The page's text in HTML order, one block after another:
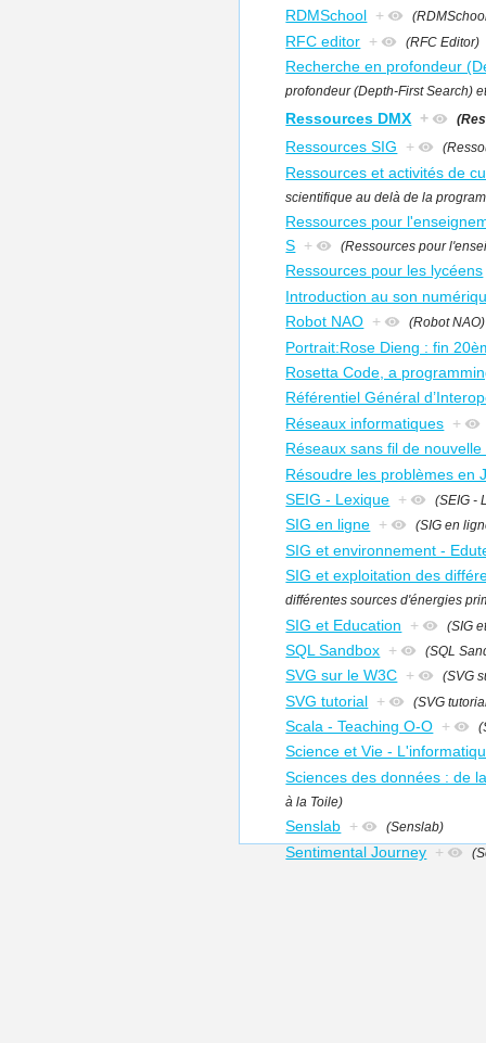
RDMSchool +
RFC editor + (RFC Editor)
Recherche en profondeur
profondeur (Depth-First Search)
Ressources DMX +
Ressources SIG +
Ressources et activités de
scientifique au delà de la
Ressources pour
S + (Ressources pour
Ressources pour les lycéens
Introduction au son
Robot NAO + (Robot NAO)
Portrait:Rose Dieng : fin
Rosetta Code, a
Référentiel Général
Réseaux informatiques +
Réseaux sans fil de
Résoudre les problèmes en
SEIG - Lexique + (SEIG -
SIG en ligne + (SIG en
SIG et environnement -
SIG et exploitation des
différentes sources d'énergies
SIG et Education + (SIG
SQL Sandbox + (SQL
SVG sur le W3C + (SVG
SVG tutorial + (SVG
Scala - Teaching O-O +
Science et Vie -
Sciences des données : de
à la Toile)
Senslab + (Senslab)
Sentimental Journey +